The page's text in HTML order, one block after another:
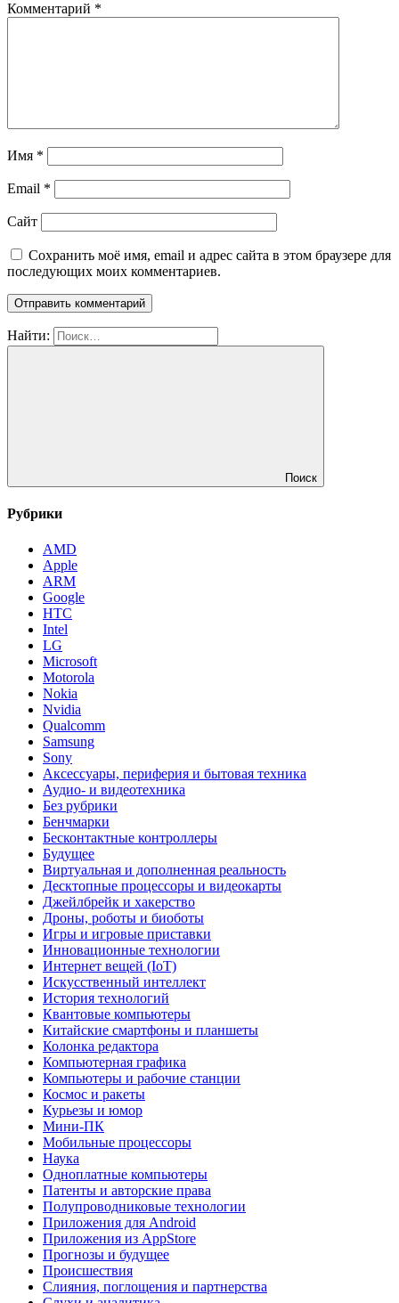
Комментарий *
Имя *
Email *
Сайт
Сохранить моё имя, email и адрес сайта в этом браузере для
последующих моих комментариев.
Найти:
Поиск
Рубрики
AMD
Apple
ARM
Google
HTC
Intel
LG
Microsoft
Motorola
Nokia
Nvidia
Qualcomm
Samsung
Sony
Аксессуары, периферия и бытовая техника
Аудио- и видеотехника
Без рубрики
Бенчмарки
Бесконтактные контроллеры
Будущее
Виртуальная и дополненная реальность
Десктопные процессоры и видеокарты
Джейлбрейк и хакерство
Дроны, роботы и биоботы
Игры и игровые приставки
Инновационные технологии
Интернет вещей (IoT)
Искусственный интеллект
История технологий
Квантовые компьютеры
Китайские смартфоны и планшеты
Колонка редактора
Компьютерная графика
Компьютеры и рабочие станции
Космос и ракеты
Курьезы и юмор
Мини-ПК
Мобильные процессоры
Наука
Одноплатные компьютеры
Патенты и авторские права
Полупроводниковые технологии
Приложения для Android
Приложения из AppStore
Прогнозы и будущее
Происшествия
Слияния, поглощения и партнерства